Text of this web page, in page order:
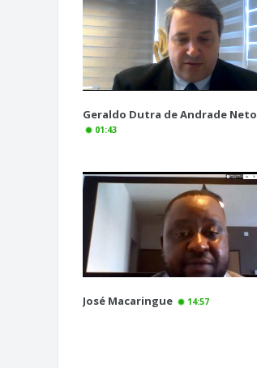
Geraldo Dutra de Andrade Neto
01:43
José Macaringue 14:57